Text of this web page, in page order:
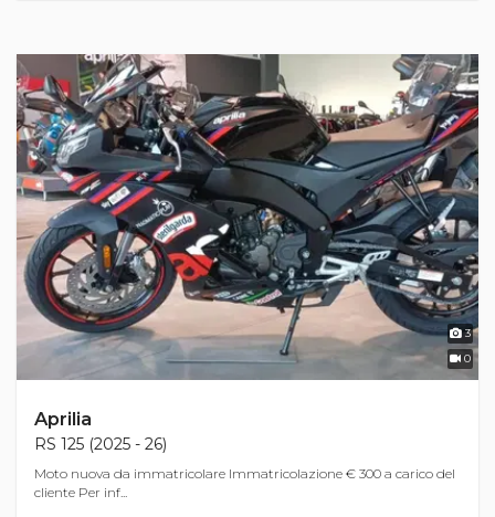
3
0
Aprilia
RS 125 (2025 - 26)
Moto nuova da immatricolare Immatricolazione € 300 a carico del
cliente Per inf...